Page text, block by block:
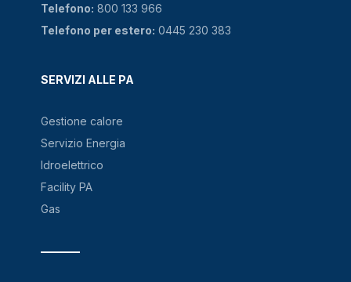
SERVIZI ALLE PA
Gestione calore
Servizio Energia
Idroelettrico
Facility PA
Gas
Telefono: 800 133 966
Telefono per estero: 0445 230 383